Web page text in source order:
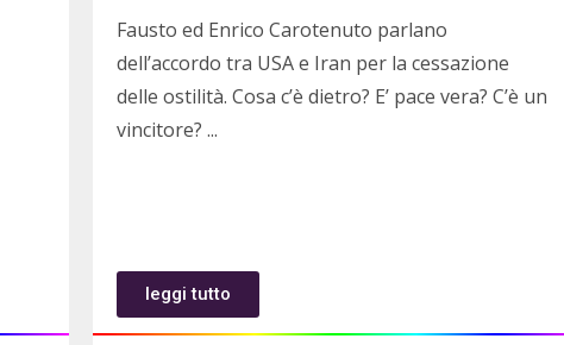
Fausto ed Enrico Carotenuto parlano
dell’accordo tra USA e Iran per la cessazione
delle ostilità. Cosa c’è dietro? E’ pace vera? C’è un
vincitore?
leggi tutto